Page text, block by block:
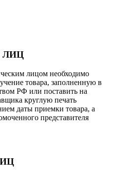
ЛИЦ
лицом необходимо
товара, заполненную в
РФ или поставить на
круглую печать
даты приемки товара, а
представителя